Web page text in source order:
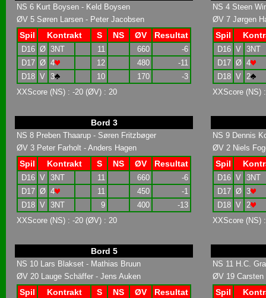
NS 6 Kurt Boysen - Keld Boysen
ØV 5 Søren Larsen - Peter Jacobsen
Spil Kontrakt S NS ØV Resultat
D16 Ø 3NT 11 660
-6
D17 Ø 4 12 480
-11
D18 V 3 10 170
-3
XXScore (NS) : -20 (ØV) : 20
NS 4 Steen
ØV 7 Jørgen
Spil
D16 V
3NT
D17 Ø 4
D18 V 2
XXScore (NS)
Bord 3
NS 8 Preben Thaarup - Søren Fritzbøger
ØV 3 Peter Farholt - Anders Hagen
Spil Kontrakt S NS ØV Resultat
D16 V 3NT 11 660
-6
D17 Ø 4 11 450
-1
D18 V 3NT 9 400
-13
XXScore (NS) : -20 (ØV) : 20
NS 9 Dennis
ØV 2 Niels
Spil
D16 V
3NT
D17 Ø 3
D18 V 2
XXScore (NS)
Bord 5
NS 10 Lars Blakset - Mathias Bruun
ØV 20 Lauge Schäffer - Jens Auken
Spil Kontrakt S NS ØV Resultat
NS 11 H.C.
ØV 19 Carsten
Spil